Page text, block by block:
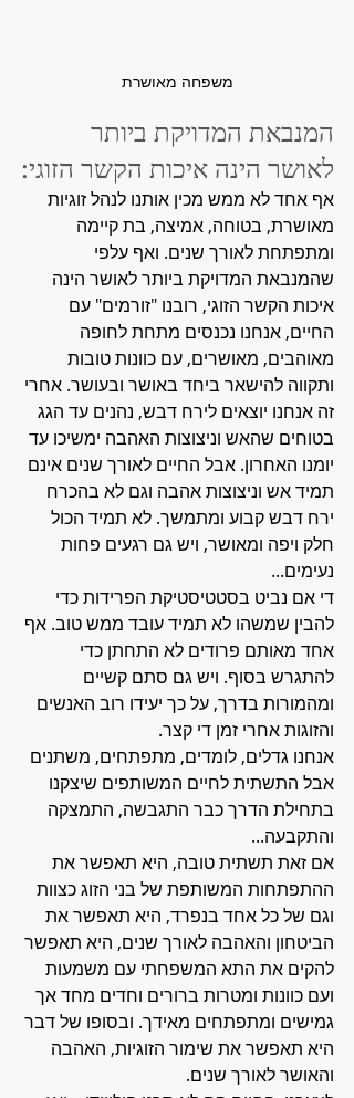
משפחה מאושרת
המנבאת המדויקת ביותר
לאושר הינה איכות הקשר הזוגי:
אף אחד לא ממש מכין אותנו לנהל זוגיות
מאושרת, בטוחה, אמיצה, בת קיימה
ומתפתחת לאורך שנים. ואף עלפי
שהמנבאת המדויקת ביותר לאושר הינה
איכות הקשר הזוגי, רובנו "זורמים" עם
החיים, אנחנו נכנסים מתחת לחופה
מאוהבים, מאושרים, עם כוונות טובות
ותקווה להישאר ביחד באושר ובעושר. אחרי
זה אנחנו יוצאים לירח דבש, נהנים עד הגג
בטוחים שהאש וניצוצות האהבה ימשיכו עד
יומנו האחרון. אבל החיים לאורך שנים אינם
תמיד אש וניצוצות אהבה וגם לא בהכרח
ירח דבש קבוע ומתמשך. לא תמיד הכול
חלק ויפה ומאושר, ויש גם רגעים פחות
נעימים...
די אם נביט בסטטיסטיקת הפרידות כדי
להבין שמשהו לא תמיד עובד ממש טוב. אף
אחד מאותם פרודים לא התחתן כדי
להתגרש בסוף. ויש גם סתם קשיים
ומהמורות בדרך, על כך יעידו רוב האנשים
והזוגות אחרי זמן די קצר.
אנחנו גדלים, לומדים, מתפתחים, משתנים
אבל התשתית לחיים המשותפים שיצקנו
בתחילת הדרך כבר התגבשה, התמצקה
והתקבעה...
אם זאת תשתית טובה, היא תאפשר את
ההתפתחות המשותפת של בני הזוג כצוות
וגם של כל אחד בנפרד, היא תאפשר את
הביטחון והאהבה לאורך שנים, היא תאפשר
להקים את התא המשפחתי עם משמעות
ועם כוונות ומטרות ברורים וחדים מחד אך
גמישים ומתפתחים מאידך. ובסופו של דבר
היא תאפשר את שימור הזוגיות, האהבה
והאושר לאורך שנים.